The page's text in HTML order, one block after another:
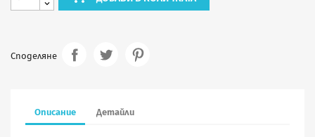
Споделяне
Описание Детайли